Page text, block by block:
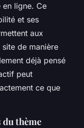
ligne. Ce
et ses
aux
de manière
déjà pensé
peut
ce que
thème